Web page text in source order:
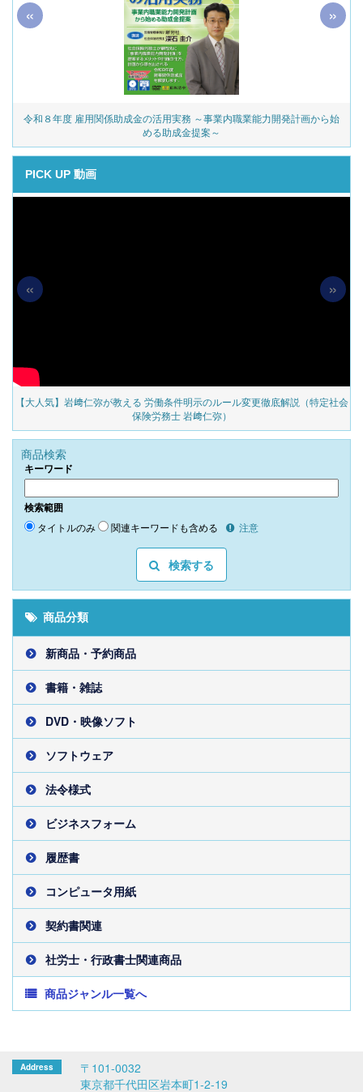
令和８年度 雇用関係助成金の活用実務 ～事業内職業能力開発計画から始
める助成金提案～
« »
PICK UP 動画
【大人気】岩﨑仁弥が教える 労働条件明示のルール変更徹底解説（特定社会
保険労務士 岩﨑仁弥）
« »
商品検索
キーワード
検索範囲
タイトルのみ 関連キーワードも含める 注意
検索する
商品分類
新商品・予約商品
書籍・雑誌
DVD・映像ソフト
ソフトウェア
法令様式
ビジネスフォーム
履歴書
コンピュータ用紙
契約書関連
社労士・行政書士関連商品
商品ジャンル一覧へ
〒101-0032
東京都千代田区岩本町1-2-19